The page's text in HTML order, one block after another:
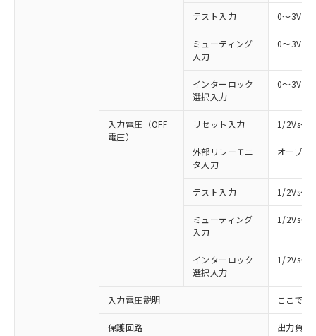
テスト入力 0～3V（
ミューティング
入力
0～3V（
インターロック
選択入力
0～3V（
入力電圧（OFF
電圧）
リセット入力 1/2Vs～
外部リレーモニ
タ入力
オープン
テスト入力 1/2Vs～
ミューティング
入力
1/2Vs～
インターロック
選択入力
1/2Vs～
入力電圧説明 ここでの
保護回路
出力負荷